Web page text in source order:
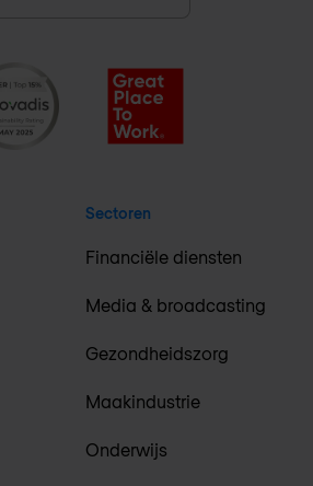
Sectoren
Financiële diensten
Media & broadcasting
Gezondheidszorg
Maakindustrie
Onderwijs